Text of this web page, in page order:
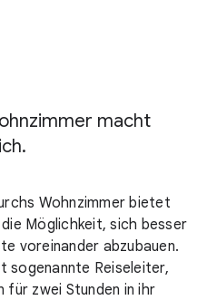
macht
Wohnzimmer bietet
Möglichkeit, sich besser
voreinander abzubauen.
sogenannte Reiseleiter,
für zwei Stunden in ihr